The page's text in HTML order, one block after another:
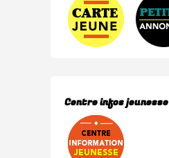
Centre infos jeunesse